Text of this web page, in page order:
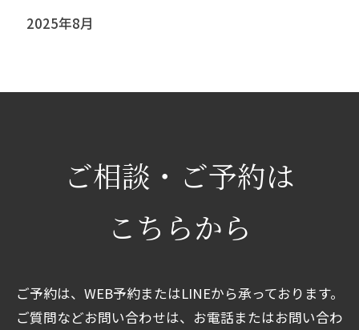
2025年8月
ご相談・ご予約は
こちらから
ご予約は、WEB予約またはLINEから承っております。
ご質問などお問い合わせは、お電話またはお問い合わ